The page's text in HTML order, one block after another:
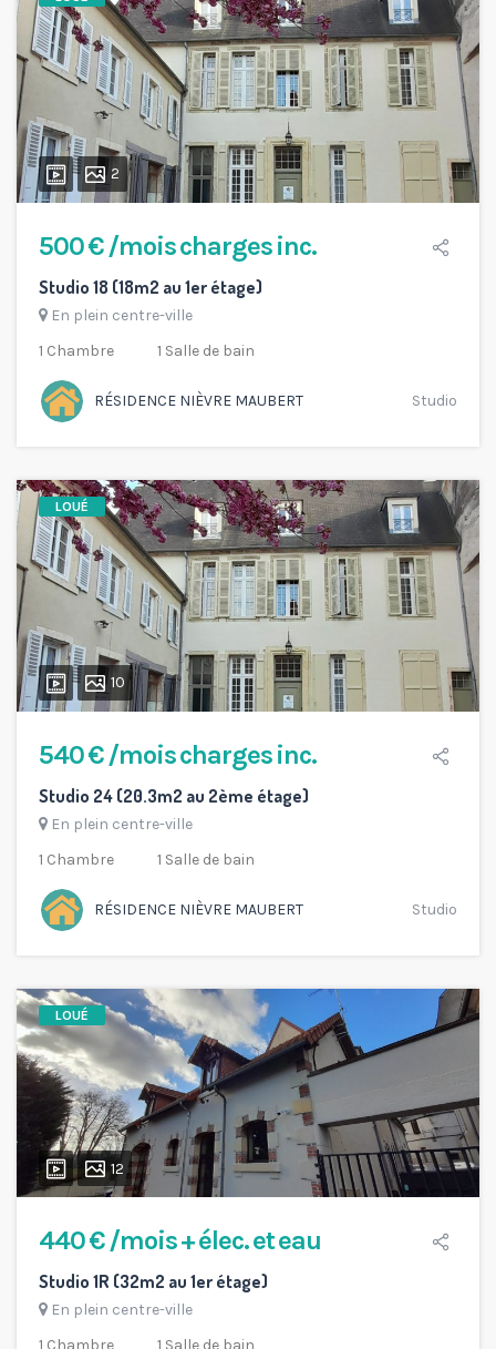
2
500 € /mois charges inc.
Studio 18 (18m2 au 1er étage)
En plein centre-ville
1 Chambre
1 Salle de bain
RÉSIDENCE NIÈVRE MAUBERT Studio
LOUÉ
10
540 € /mois charges inc.
Studio 24 (20.3m2 au 2ème étage)
En plein centre-ville
1 Chambre
1 Salle de bain
RÉSIDENCE NIÈVRE MAUBERT Studio
LOUÉ
12
440 € /mois + élec. et eau
Studio 1R (32m2 au 1er étage)
En plein centre-ville